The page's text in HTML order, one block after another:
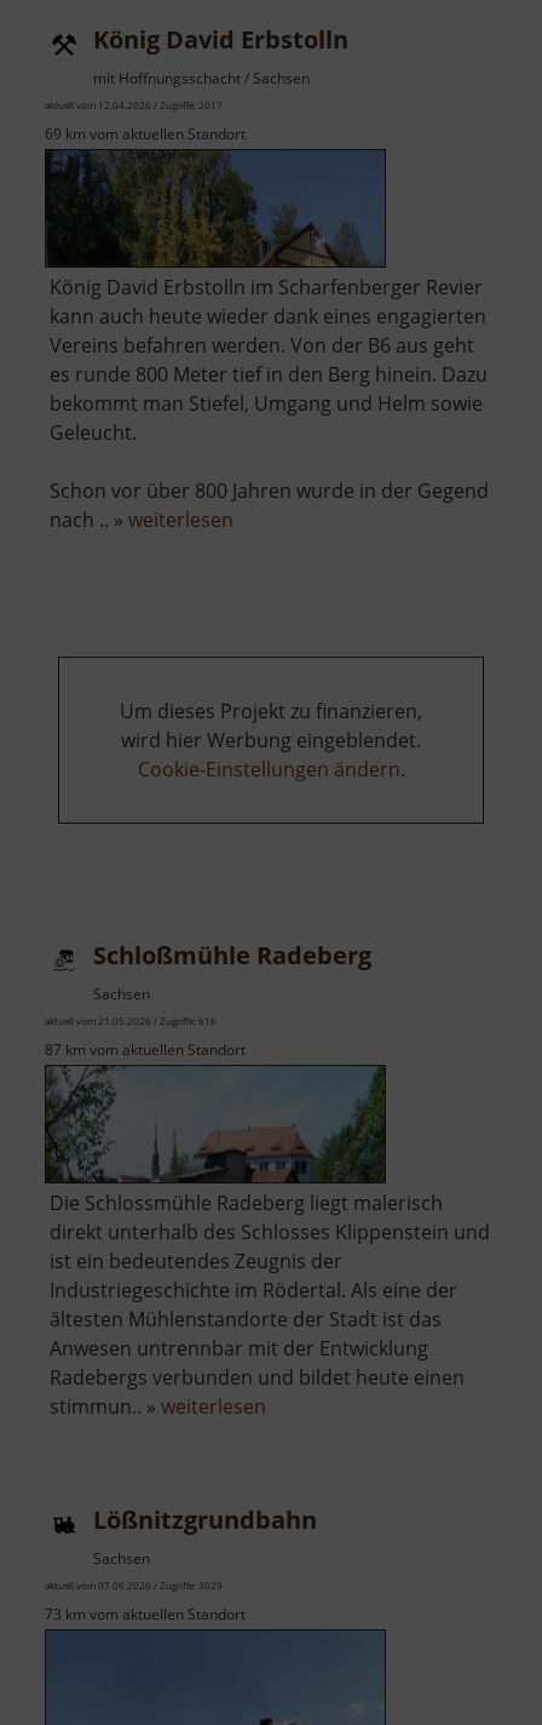
König David Erbstolln
mit Hoffnungsschacht / Sachsen
aktuell vom 12.04.2026 / Zugriffe: 2017
69 km vom aktuellen Standort
König David Erbstolln im Scharfenberger Revier
kann auch heute wieder dank eines engagierten
Vereins befahren werden. Von der B6 aus geht
es runde 800 Meter tief in den Berg hinein. Dazu
bekommt man Stiefel, Umgang und Helm sowie
Geleucht.
Schon vor über 800 Jahren wurde in der Gegend
nach .. » weiterlesen
Um dieses Projekt zu finanzieren,
wird hier Werbung eingeblendet.
Cookie-Einstellungen ändern.
Schloßmühle Radeberg
Sachsen
aktuell vom 21.05.2026 / Zugriffe: 616
87 km vom aktuellen Standort
Die Schlossmühle Radeberg liegt malerisch
direkt unterhalb des Schlosses Klippenstein und
ist ein bedeutendes Zeugnis der
Industriegeschichte im Rödertal. Als eine der
ältesten Mühlenstandorte der Stadt ist das
Anwesen untrennbar mit der Entwicklung
Radebergs verbunden und bildet heute einen
stimmun.. » weiterlesen
Lößnitzgrundbahn
Sachsen
aktuell vom 07.06.2026 / Zugriffe: 3029
73 km vom aktuellen Standort